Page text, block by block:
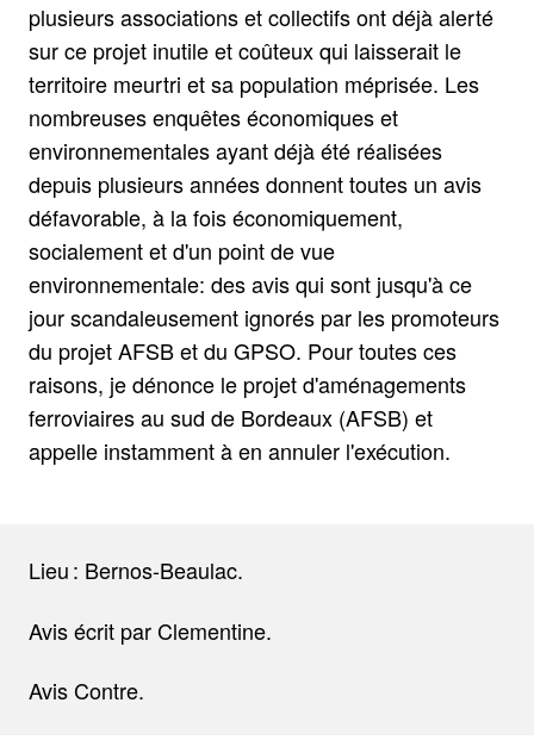
plusieurs associations et collectifs ont déjà alerté
sur ce projet inutile et coûteux qui laisserait le
territoire meurtri et sa population méprisée. Les
nombreuses enquêtes économiques et
environnementales ayant déjà été réalisées
depuis plusieurs années donnent toutes un avis
défavorable, à la fois économiquement,
socialement et d'un point de vue
environnementale: des avis qui sont jusqu'à ce
jour scandaleusement ignorés par les promoteurs
du projet AFSB et du GPSO. Pour toutes ces
raisons, je dénonce le projet d'aménagements
ferroviaires au sud de Bordeaux (AFSB) et
appelle instamment à en annuler l'exécution.
Lieu : Bernos-Beaulac.
Avis écrit par Clementine.
Avis Contre.